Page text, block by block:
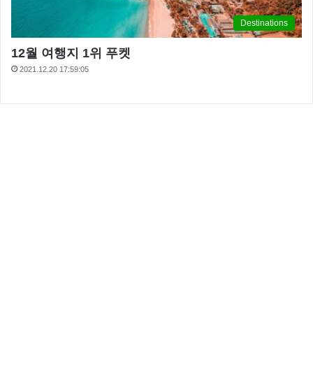
Destinations
12월 여행지 1위 푸켓
2021.12.20 17:59:05